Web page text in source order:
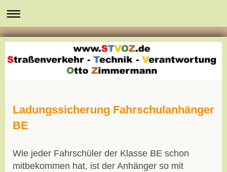
Ladungssicherung Fahrschulanhänger
BE
Wie jeder Fahrschüler der Klasse BE schon
mitbekommen hat, ist der Anhänger so mit